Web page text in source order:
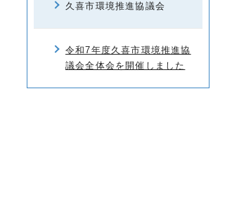
久喜市環境推進協議会
令和7年度久喜市環境推進協
議会全体会を開催しました